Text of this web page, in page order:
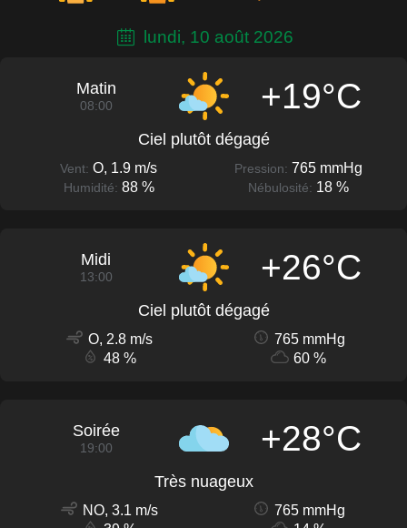
lundi, 10 août 2026
Matin
08:00 +19°C
Ciel plutôt dégagé
Vent: O, 1.9 m/s Pression: 765 mmHg
Humidité: 88 % Nébulosité: 18 %
Midi
13:00 +26°C
Ciel plutôt dégagé
O, 2.8 m/s
765 mmHg
48 %
60 %
Soirée
19:00 +28°C
Très nuageux
NO, 3.1 m/s
765 mmHg